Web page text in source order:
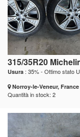
315/35R20
Usura : 35% - Ottimo stato
Norroy-le-Veneur, France
Quantità in stock: 2